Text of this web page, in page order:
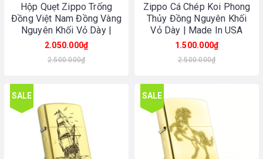
Hộp Quẹt Zippo Trống
Đồng Việt Nam Đồng Vàng
Nguyên Khối Vỏ Dày |
Made In USA
2.050.000₫
2.500.000₫
Zippo Cá Chép Koi Phong
Thủy Đồng Nguyên Khối
Vỏ Dày | Made In USA
1.500.000₫
2.500.000₫
SALE SALE